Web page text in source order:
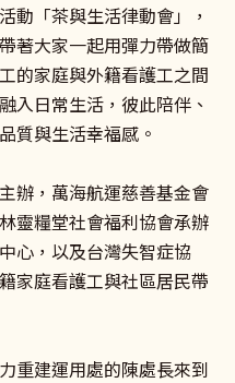
動「茶與生活律動會」，
著大家一起用彈力帶做簡
的家庭與外籍看護工之間
入日常生活，彼此陪伴、
質與生活幸福感。
辦，萬海航運慈善基金會
靈糧堂社會福利協會承辦
心，以及台灣失智症協
家庭看護工與社區居民帶
重建運用處的陳處長來到